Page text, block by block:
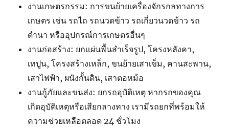
งานเกษตรกรรม: การขนย้ายเครื่องจักรกลทางการ
เกษตร เช่น รถไถ รถนวดข้าว รถเกี่ยวนวดข้าว รถ
ดำนา หรืออุปกรณ์การเกษตรอื่นๆ
งานก่อสร้าง: ยกแผ่นพื้นสำเร็จรูป, โครงหลังคา,
เทปูน, โครงสร้างเหล็ก, ขนย้ายเสาเข็ม, คานสะพาน,
เสาไฟฟ้า, ผนังกั้นดิน, เสาตอหม้อ
งานกู้ภัยและขนส่ง: ยกรถอุบัติเหตุ หากรถของคุณ
เกิดอุบัติเหตุหรือเสียกลางทาง เรามีรถยกที่พร้อมให้
ความช่วยเหลือตลอด 24 ชั่วโมง